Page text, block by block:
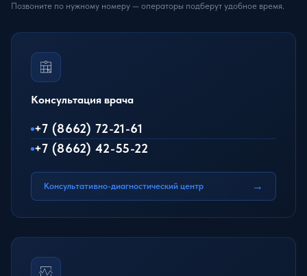
Позвоните по нужному номеру — операторы подберут удобное время.
Консультация врача
+7 (8662) 72-21-61
+7 (8662) 42-55-22
Консультативно-диагностический центр →